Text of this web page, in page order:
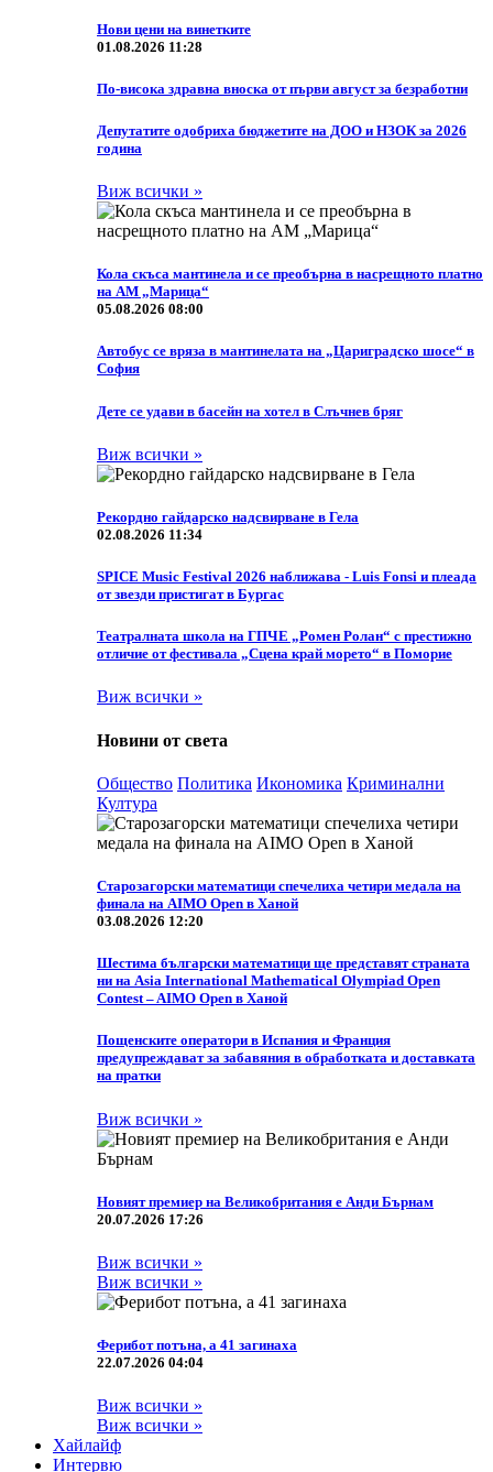
Нови цени на винетките
01.08.2026 11:28
По-висока здравна вноска от първи август за безработни
Депутатите одобриха бюджетите на ДОО и НЗОК за 2026
година
Виж всички »
Кола скъса мантинела и се преобърна в насрещното платно
на АМ „Марица“
05.08.2026 08:00
Автобус се вряза в мантинелата на „Цариградско шосе“ в
София
Дете се удави в басейн на хотел в Слъчнев бряг
Виж всички »
Рекордно гайдарско надсвирване в Гела
02.08.2026 11:34
SPICE Music Festival 2026 наближава - Luis Fonsi и плеада
от звезди пристигат в Бургас
Театралната школа на ГПЧЕ „Ромен Ролан“ с престижно
отличие от фестивала „Сцена край морето“ в Поморие
Виж всички »
Новини от света
Общество Политика Икономика Криминални
Култура
Старозагорски математици спечелиха четири медала на
финала на AIMO Open в Ханой
03.08.2026 12:20
Шестима български математици ще представят страната
ни на Asia International Mathematical Olympiad Open
Contest – AIMO Open в Ханой
Пощенските оператори в Испания и Франция
предупреждават за забавяния в обработката и доставката
на пратки
Виж всички »
Новият премиер на Великобритания е Анди Бърнам
20.07.2026 17:26
Виж всички »
Виж всички »
Ферибот потъна, а 41 загинаха
22.07.2026 04:04
Виж всички »
Виж всички »
Хайлайф
Интервю